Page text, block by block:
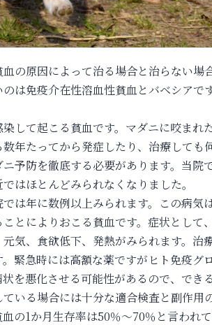
の原因によって治る場合と治らない場
は免疫介在性溶血性貧血とバベシアで
して起こる貧血です。マダニに咬まれ
年たってから発症したり、治療しても
予防を徹底する必要があります。当院
はほとんどみられなくなりました。
は年に数例以上みられます。この病気
とによりおこる貧血です。症状として
気、食欲低下、発熱がみられます。治
緊急時には高額な薬ですがヒト免疫グ
を悪化させる可能性があるので、でき
いる場合には十分な適合検査と副作用
の1か月生存率は50％～70％と言われ